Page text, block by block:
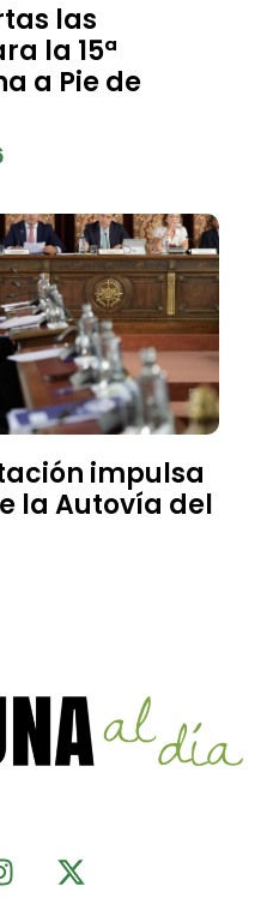
las
la 15ª
a Pie de
impulsa
la Autovía del